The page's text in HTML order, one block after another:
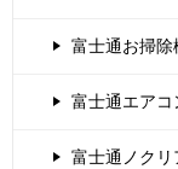
富士通お掃
富士通エア
富士通ノクリ